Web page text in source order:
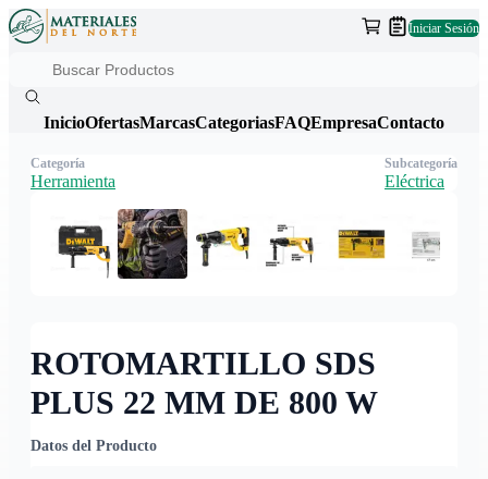
Iniciar Sesión
InicioOfertasMarcasCategoriasFAQEmpresaContacto
ROTOMARTILLO SDS
PLUS 22 MM DE 800 W
Datos del Producto
Categoría
Herramienta
Subcategoría
Eléctrica